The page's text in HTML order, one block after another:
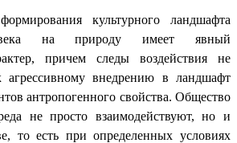
культурного ландшафта
на природу имеет явный
причем следы воздействия не
агрессивному внедрению в ландшафт
антропогенного свойства. Общество
не просто взаимодействуют, но и
то есть при определенных условиях